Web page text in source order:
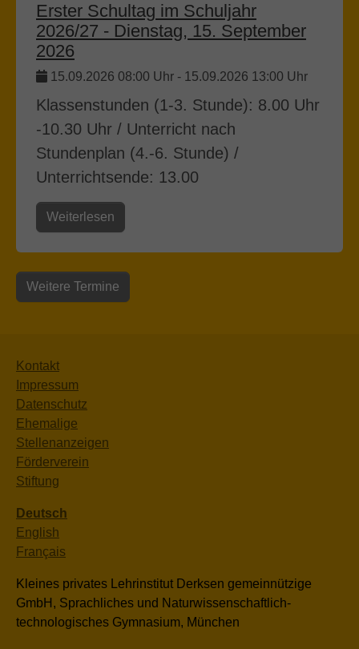
Erster Schultag im Schuljahr
2026/27 - Dienstag, 15. September
2026
15.09.2026 08:00 Uhr - 15.09.2026 13:00 Uhr
Klassenstunden (1-3. Stunde): 8.00 Uhr
-10.30 Uhr / Unterricht nach
Stundenplan (4.-6. Stunde) /
Unterrichtsende: 13.00
Weiterlesen
Weitere Termine
Kontakt
Impressum
Datenschutz
Ehemalige
Stellenanzeigen
Förderverein
Stiftung
Deutsch
English
Français
Kleines privates Lehrinstitut Derksen gemeinnützige
GmbH, Sprachliches und Naturwissenschaftlich-
technologisches Gymnasium, München